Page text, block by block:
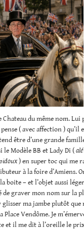
du même nom.
( avec affection )
être d’une grande
le Modèle BB et Lady Di (
) en super toc qui me
à la foire d’Amiens.
boite – et l’objet aussi
graver mon nom sur la
glisser ma jambe plutôt
Vendôme. Je
et il me dit à l’oreille le